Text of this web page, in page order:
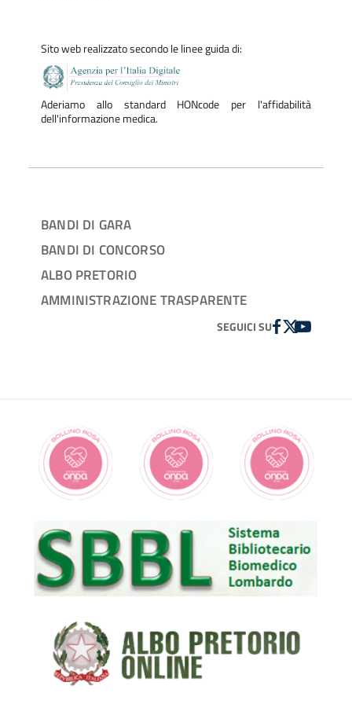
operativo-alcologia-noa-municipio-5/
Sito web realizzato secondo le linee guida di:
Aderiamo allo standard HONcode per l'affidabilità
dell'informazione medica.
BANDI DI GARA
BANDI DI CONCORSO
ALBO PRETORIO
AMMINISTRAZIONE TRASPARENTE
SEGUICI SUFACEBOOK
TWITTER
YOUTUBE